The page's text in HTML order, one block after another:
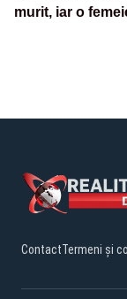
murit, iar o
ContactTermeni și